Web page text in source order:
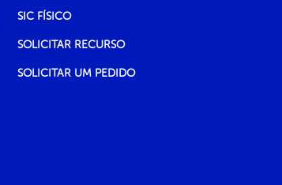
SIC FÍSICO
SOLICITAR RECURSO
SOLICITAR UM PEDIDO